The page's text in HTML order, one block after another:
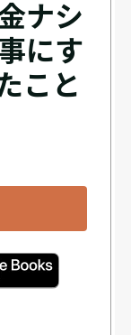
ナシ
にす
こと